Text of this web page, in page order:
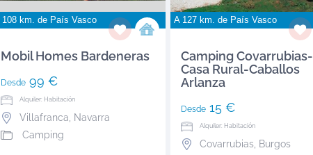
108 km. de País Vasco
Mobil Homes Bardeneras
Desde 99 €
Alquiler: Habitación
Villafranca
Navarra
Camping
A 127 km. de País Vasco
Camping Covarrubias-
Casa Rural-Caballos
Arlanza
Desde15 €
Alquiler: Habitación
Covarrubias, Burgos